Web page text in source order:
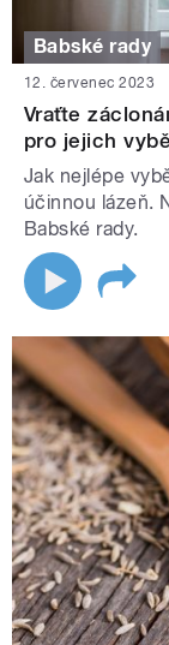
Babské rady
12. červenec 2023
Vraťte
pro jejich
Jak nejlépe
účinnou lázeň.
Babské rady.